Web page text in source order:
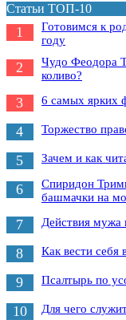
Статьи ТОП-10
1
Готовимся к
году
2
Чудо Феодора
коливо?
3 6 самых ярких
4 Торжество
5 Зачем и как
6
Спиридон
башмачки на
7 Действия мужа
8 Как вести себя
9 Псалтырь по
10 Для чего